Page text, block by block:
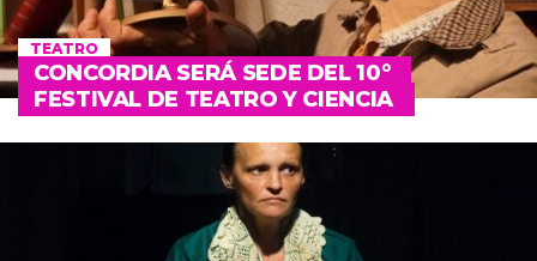
TEATRO
CONCORDIA SERÁ SEDE DEL 10°
FESTIVAL DE TEATRO Y CIENCIA